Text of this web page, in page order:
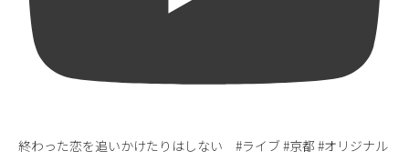
終わった恋を追いかけたりはしない #ライブ #京都 #オリジナル